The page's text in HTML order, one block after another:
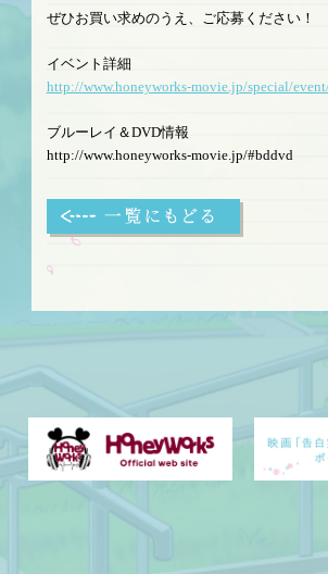
ぜひお買い求めのうえ、ご応募ください！
イベント詳細
http://www.honeyworks-movie.jp/special/
ブルーレイ＆DVD情報
http://www.honeyworks-movie.jp/#bddvd